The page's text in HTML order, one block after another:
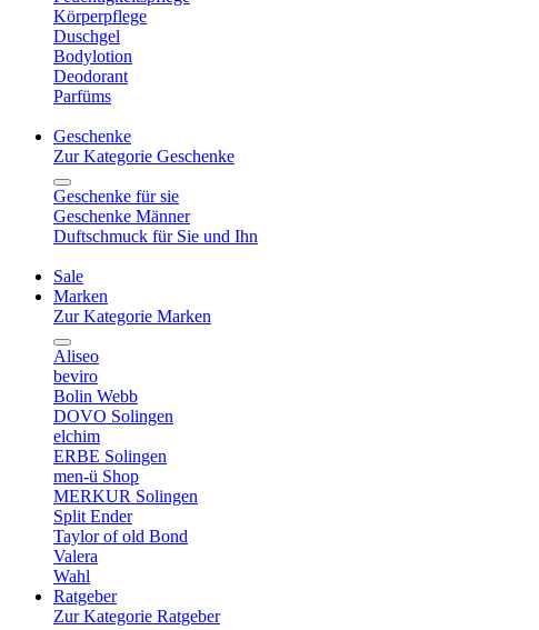
Körperpflege
Duschgel
Bodylotion
Deodorant
Parfüms
Geschenke
Zur Kategorie Geschenke
Geschenke für sie
Geschenke Männer
Duftschmuck für Sie und Ihn
Sale
Marken
Zur Kategorie Marken
Aliseo
beviro
Bolin Webb
DOVO Solingen
elchim
ERBE Solingen
men-ü Shop
MERKUR Solingen
Split Ender
Taylor of old Bond
Valera
Wahl
Ratgeber
Zur Kategorie Ratgeber